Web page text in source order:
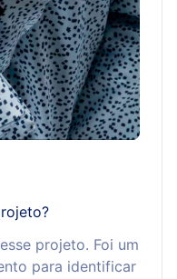
projeto. Foi um
para identificar